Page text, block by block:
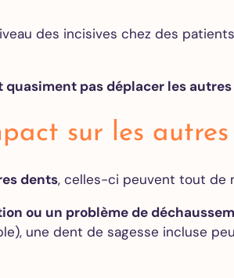
dents
de
on 4
on 8
des incisives chez des
quasiment pas déplacer les
sur les
dents, celles-ci peuvent tout de
ou un problème de
une dent de sagesse incluse